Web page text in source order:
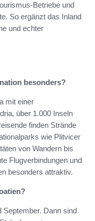
Betriebe und
So ergänzt das Inland
und echter
besonders?
mit einer
über 1.000 Inseln
finden Strände
wie Plitvicer
von Wandern bis
Flugverbindungen und
besonders attraktiv.
September. Dann sind